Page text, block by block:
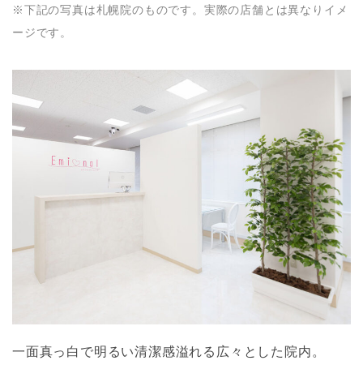
※下記の写真は札幌院のものです。実際の店舗とは異なりイメ
ージです。
一面真っ白で明るい清潔感溢れる広々とした院内。